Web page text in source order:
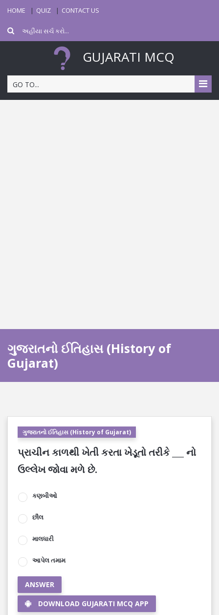
HOME QUIZ CONTACT US
GUJARATI MCQ
GO TO...
ગુજરાતનો ઈતિહાસ (History of
Gujarat)
ગુજરાતનો ઈતિહાસ (History of Gujarat)
પ્રાચીન કાળથી ખેતી કરતા ખેડૂતો તરીકે ___ નો
ઉલ્લેખ જોવા મળે છે.
કણબીઓ
છૌલ
માલધારી
આપેલ તમામ
ANSWER
DOWNLOAD GUJARATI MCQ APP